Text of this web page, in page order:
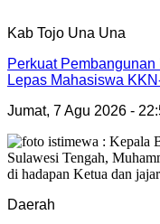
Kab Tojo Una Una
Perkuat
Lepas Mahasiswa
Jumat, 7 Agu 2026 -
Daerah